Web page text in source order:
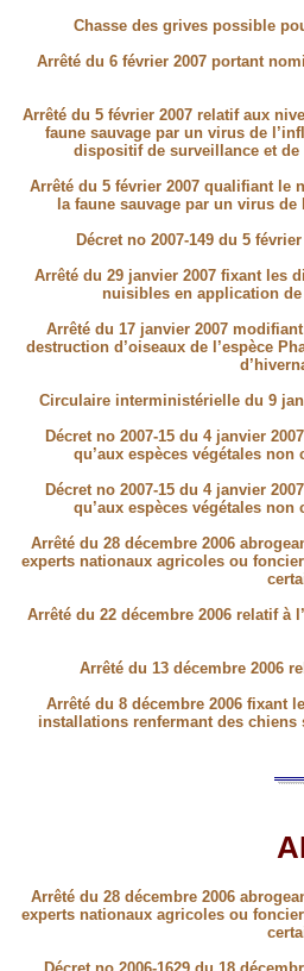
Chasse des grives possible
Arrêté du 6 février 2007 portant
Arrêté du 5 février 2007 relatif aux
faune sauvage par un virus de
dispositif de surveillance et
Arrêté du 5 février 2007 qualifiant le
la faune sauvage par un virus
Décret no 2007-149 du 5
Arrêté du 29 janvier 2007 fixant les
nuisibles en application de
Arrêté du 17 janvier 2007
destruction d’oiseaux de l’espèce
Circulaire interministérielle du 9
Décret no 2007-15 du 4 janvier
qu’aux espèces végétales
Décret no 2007-15 du 4 janvier
qu’aux espèces végétales
Arrêté du 28 décembre 2006
experts nationaux agricoles ou
Arrêté du 22 décembre 2006 relatif à
Arrêté du 13 décembre 2006
Arrêté du 8 décembre 2006 fixant
installations renfermant des
Arrêté du 28 décembre 2006
experts nationaux agricoles ou